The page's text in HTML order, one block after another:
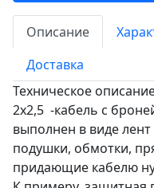
Описание
Доставка
Техническое
2х2,5 -кабель с
выполнен в виде
подушки, обмотки,
придающие кабелю